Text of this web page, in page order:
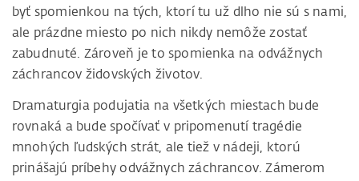
byť spomienkou na tých, ktorí tu už dlho nie sú s nami,
ale prázdne miesto po nich nikdy nemôže zostať
zabudnuté. Zároveň je to spomienka na odvážnych
záchrancov židovských životov.
Dramaturgia podujatia na všetkých miestach bude
rovnaká a bude spočívať v pripomenutí tragédie
mnohých ľudských strát, ale tiež v nádeji, ktorú
prinášajú príbehy odvážnych záchrancov. Zámerom